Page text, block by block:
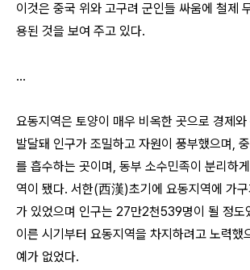
이것은 중국 위와 고구려 군인들 싸움에 철제
용된 것을 보여 주고 있다.
...
요동지역은 토양이 매우 비옥한 곳으로 경제와
발달돼 인구가 조밀하고 자원이 풍부했으며,
를 흡수하는 곳이며, 동부 소수민족이 분리하
역이 됐다. 서한(西漢)초기에 요동지역에 가
가 있었으며 인구는 27만2천539명이 될 정도
이른 시기부터 요동지역을 차지하려고 노력했
예가 없었다.